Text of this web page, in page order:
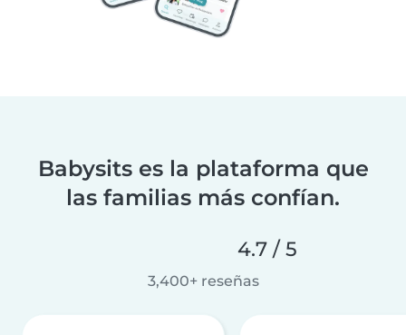
Babysits es la plataforma que
las familias más confían.
4.7 / 5
3,400+ reseñas